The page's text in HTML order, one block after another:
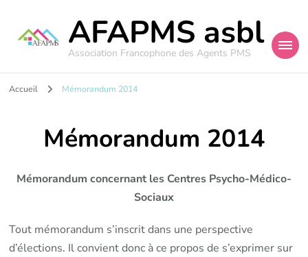
AFAPMS asbl
Association Francophone des Agents PMS
Accueil Mémorandum 2014
Mémorandum 2014
Mémorandum concernant les Centres Psycho-Médico-
Sociaux
Tout mémorandum s’inscrit dans une perspective
d’élections. Il convient donc à ce propos de s’exprimer sur